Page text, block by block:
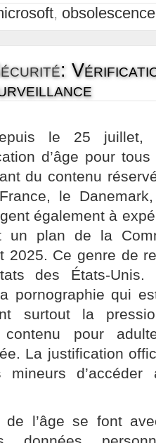
, obsolescence
:
le 25 juillet,
d’âge pour
du contenu
le
également à
un plan de la
2025. Ce genre de
des États-Unis.
pornographie qui
surtout la
contenu pour
La justification
mineurs
de l’âge se font